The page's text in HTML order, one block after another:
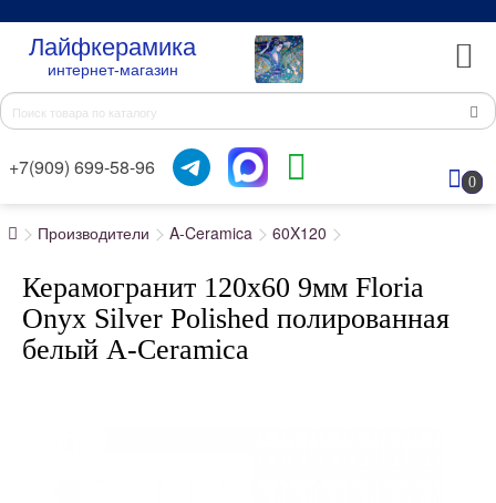
Лайфкерамика
интернет-магазин
+7(909) 699-58-96
0
Производители A-Ceramica 60X120
Керамогранит 120x60 9мм Floria
Onyx Silver Polished полированная
белый A-Ceramica